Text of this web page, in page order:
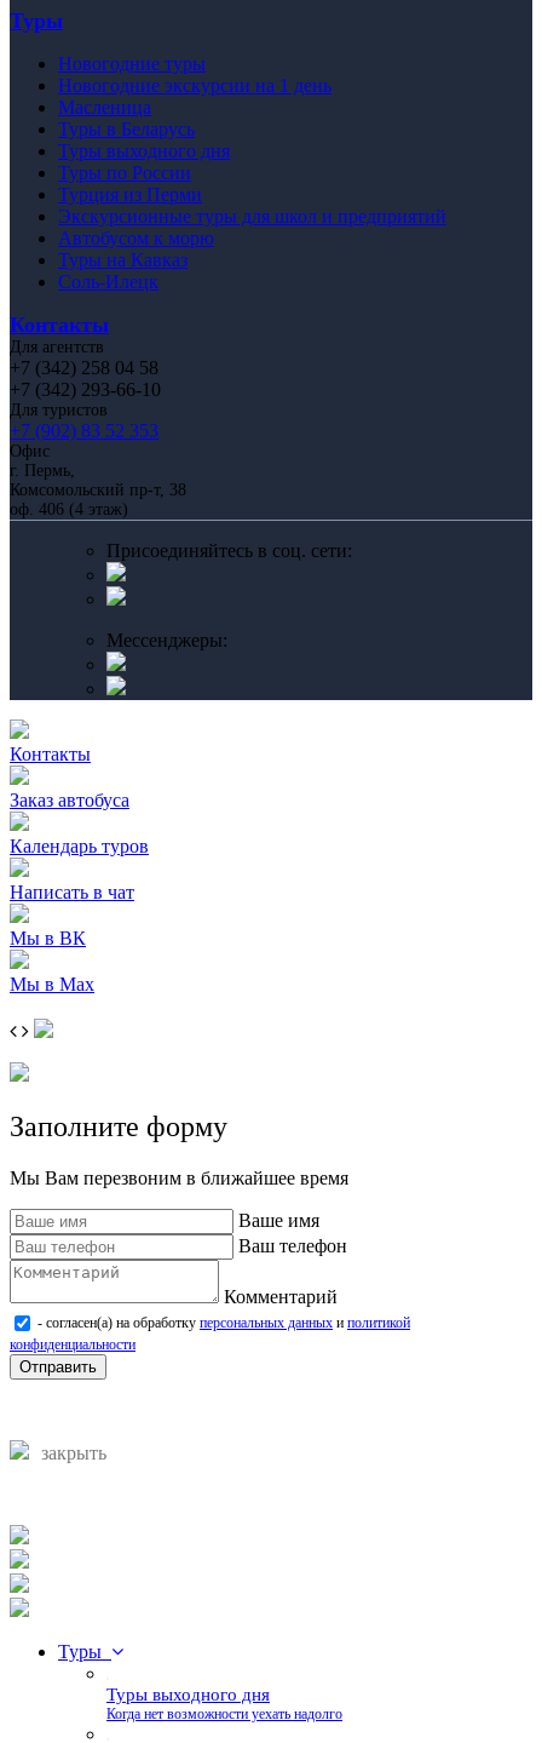
Туры
Новогодние туры
Новогодние экскурсии на 1 день
Масленица
Туры в Беларусь
Туры выходного дня
Туры по России
Турция из Перми
Экскурсионные туры для школ и предприятий
Автобусом к морю
Туры на Кавказ
Соль-Илецк
Контакты
Для агентств
+7 (342) 258 04 58
+7 (342) 293-66-10
Для туристов
+7 (902) 83 52 353
Офис
г. Пермь,
Комсомольский пр-т, 38
оф. 406 (4 этаж)
Присоединяйтесь в соц. сети:
Мессенджеры:
Контакты
Заказ автобуса
Календарь туров
Написать в чат
Мы в ВК
Мы в Max
Заполните форму
Мы Вам перезвоним в ближайшее время
Ваше имя
Ваш телефон
Комментарий
- согласен(а) на обработку персональных данных и политикой
конфиденциальности
Отправить
закрыть
Туры
Туры выходного дня
Когда нет возможности уехать надолго